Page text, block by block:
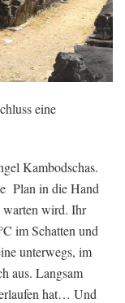
eine
Kambodschas.
Plan in die Hand
warten wird. Ihr
im Schatten und
unterwegs, im
aus. Langsam
hat… Und